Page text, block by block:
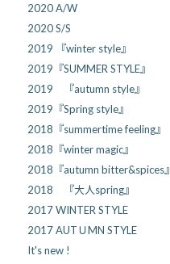
2020 A/W
2020 S/S
2019 『winter style』
2019『SUMMER STYLE』
2019 『autumn style』
2019『Spring style』
2018『summertime feeling』
2018『winter magic』
2018『autumn bitter&spices』
2018 『大人spring』
2017 WINTER STYLE
2017 AUTＵMN STYLE
It's new !